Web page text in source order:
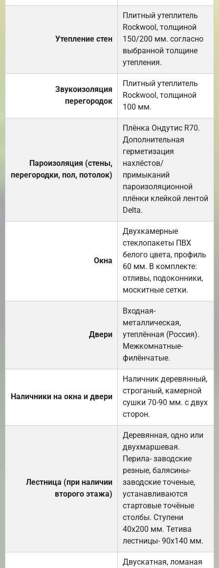
Утепление стен
Плитный утеплитель
Rockwool, толщиной
150/200 мм. согласно
выбранной толщине
утепления.
Звукоизоляция
перегородок
Плитный утеплитель
Rockwool, толщиной
100 мм.
Пароизоляция (стены,
перегородки, пол, потолок)
Плёнка Ондутис R70.
Дополнительная
герметизация
нахлёстов/
примыканий
пароизоляционной
плёнки клейкой лентой
Delta.
Окна
Двухкамерные
стеклопакеты ПВХ
белого цвета, профиль
60 мм. В комплекте:
отливы, подоконники,
москитные сетки.
Двери
Входная-
металлическая,
утеплённая (Россия).
Межкомнатные-
филёнчатые.
Наличники на окна и двери
Наличник деревянный,
строганый, камерной
сушки 70-90 мм. с двух
сторон.
Лестница (при наличии
второго этажа)
Деревянная, одно или
двухмаршевая.
Перила- заводские
резные, балясины-
заводские точеные,
устанавливаются
стартовые точёные
столбы. Ступени
40х200 мм. Тетива
лестницы- 90х140 мм.
Двускатная, ломаная